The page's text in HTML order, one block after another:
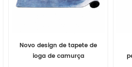
Novo design de tapete de
ioga de camurça